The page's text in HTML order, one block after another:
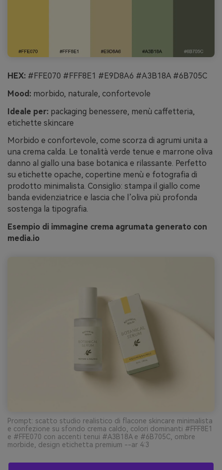
HEX: #FFE070 #FFF8E1 #E9D8A6 #A3B18A #6B705C
Mood: morbido, naturale, confortevole
Ideale per: packaging benessere, menù caffetteria,
etichette skincare
Morbido e confortevole, come scorza di agrumi unita a
una crema calda. Le tonalità verde tenue e marrone oliva
danno al giallo una base botanica e rilassante. Perfetto
su etichette opache, copertine menù e fotografia di
prodotto minimalista. Consiglio: stampa il giallo come
banda evidenziatrice e lascia che l’oliva più profonda
sostenga la tipografia.
Esempio di immagine crema agrumata generato con
media.io
Prompt: scatto studio realistico di flacone skincare minimalista
e confezione su sfondo crema caldo, colori dominanti #FFF8E1
e #FFE070 con accenti tenui #A3B18A e #6B705C, ombre
morbide, design etichetta premium --ar 4:3